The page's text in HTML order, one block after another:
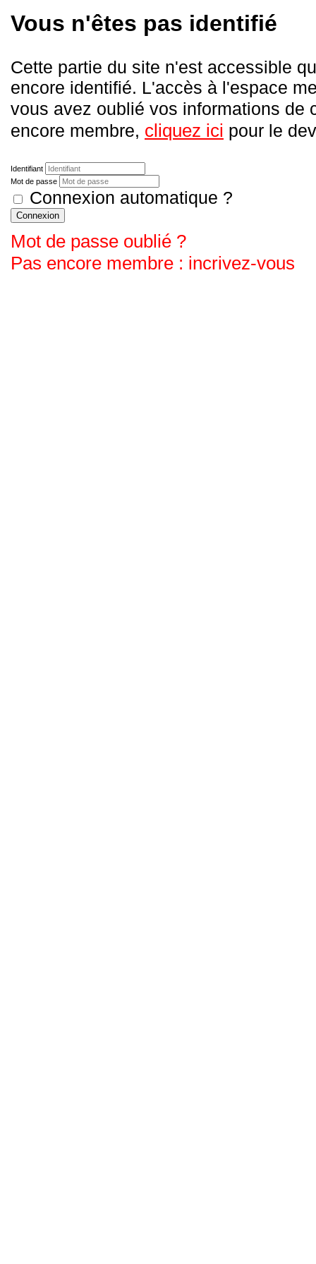
Vous n'êtes pas identifié
Cette partie du site n'est accessible
encore identifié. L'accès à l'espace
vous avez oublié vos informations de
encore membre, cliquez ici pour le
Identifiant
Mot de passe
Connexion automatique ?
Connexion
Mot de passe oublié ?
Pas encore membre : incrivez-vous